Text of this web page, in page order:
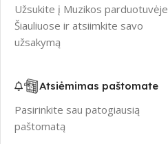
Užsukite į Muzikos parduotuvėje
Šiauliuose ir atsiimkite savo
užsakymą
Atsiėmimas paštomate
Pasirinkite sau patogiausią
paštomatą